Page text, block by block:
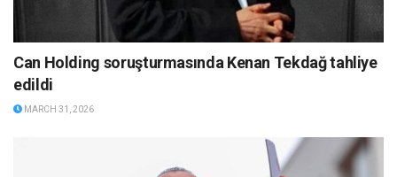
Can Holding soruşturmasında Kenan Tekdağ tahliye
edildi
MARCH 31, 2026